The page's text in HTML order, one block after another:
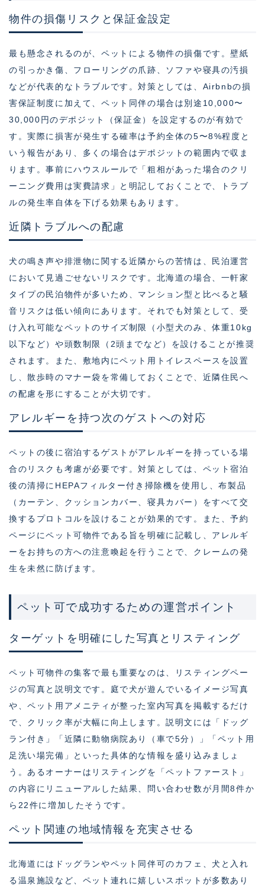
物件の損傷リスクと保証金設定
最も懸念されるのが、ペットによる物件の損傷です。壁紙
の引っかき傷、フローリングの爪跡、ソファや寝具の汚損
などが代表的なトラブルです。対策としては、Airbnbの損
害保証制度に加えて、ペット同伴の場合は別途10,000〜
30,000円のデポジット（保証金）を設定するのが有効で
す。実際に損害が発生する確率は予約全体の5〜8%程度と
いう報告があり、多くの場合はデポジットの範囲内で収ま
ります。事前にハウスルールで「粗相があった場合のクリ
ーニング費用は実費請求」と明記しておくことで、トラブ
ルの発生率自体を下げる効果もあります。
近隣トラブルへの配慮
犬の鳴き声や排泄物に関する近隣からの苦情は、民泊運営
において見過ごせないリスクです。北海道の場合、一軒家
タイプの民泊物件が多いため、マンション型と比べると騒
音リスクは低い傾向にあります。それでも対策として、受
け入れ可能なペットのサイズ制限（小型犬のみ、体重10kg
以下など）や頭数制限（2頭までなど）を設けることが推奨
されます。また、敷地内にペット用トイレスペースを設置
し、散歩時のマナー袋を常備しておくことで、近隣住民へ
の配慮を形にすることが大切です。
アレルギーを持つ次のゲストへの対応
ペットの後に宿泊するゲストがアレルギーを持っている場
合のリスクも考慮が必要です。対策としては、ペット宿泊
後の清掃にHEPAフィルター付き掃除機を使用し、布製品
（カーテン、クッションカバー、寝具カバー）をすべて交
換するプロトコルを設けることが効果的です。また、予約
ページにペット可物件である旨を明確に記載し、アレルギ
ーをお持ちの方への注意喚起を行うことで、クレームの発
生を未然に防げます。
ペット可で成功するための運営ポイント
ターゲットを明確にした写真とリスティング
ペット可物件の集客で最も重要なのは、リスティングペー
ジの写真と説明文です。庭で犬が遊んでいるイメージ写真
や、ペット用アメニティが整った室内写真を掲載するだけ
で、クリック率が大幅に向上します。説明文には「ドッグ
ラン付き」「近隣に動物病院あり（車で5分）」「ペット用
足洗い場完備」といった具体的な情報を盛り込みましょ
う。あるオーナーはリスティングを「ペットファースト」
の内容にリニューアルした結果、問い合わせ数が月間8件か
ら22件に増加したそうです。
ペット関連の地域情報を充実させる
北海道にはドッグランやペット同伴可のカフェ、犬と入れ
る温泉施設など、ペット連れに嬉しいスポットが多数あり